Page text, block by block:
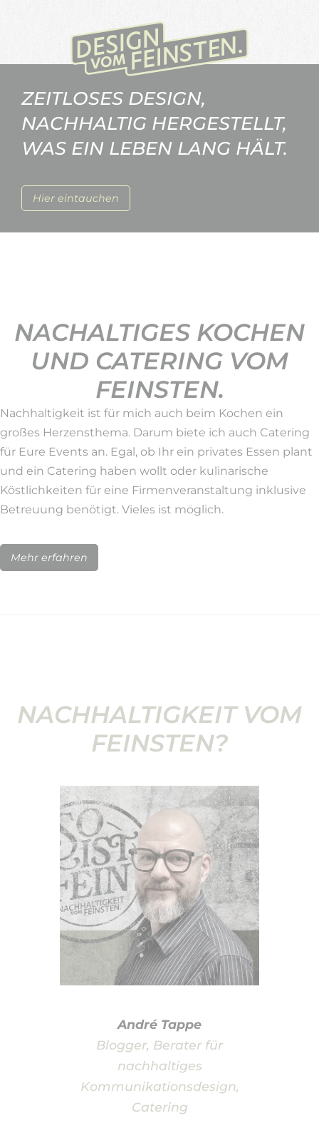
Hier eintauchen
ZEITLOSES DESIGN,
NACHHALTIG HERGESTELLT,
WAS EIN LEBEN LANG HÄLT.
NACHALTIGES KOCHEN
UND CATERING VOM
FEINSTEN.
Nachhaltigkeit ist für mich auch beim Kochen ein
großes Herzensthema. Darum biete ich auch Catering
für Eure Events an. Egal, ob Ihr ein privates Essen plant
und ein Catering haben wollt oder kulinarische
Köstlichkeiten für eine Firmenveranstaltung inklusive
Betreuung benötigt. Vieles ist möglich.
Mehr erfahren
NACHHALTIGKEIT VOM
FEINSTEN?
André Tappe
Blogger, Berater für
nachhaltiges
Kommunikationsdesign,
Catering